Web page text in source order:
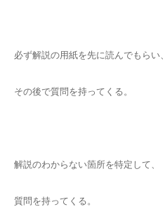
必ず解説の用紙を先に読んでもらい、
その後で質問を持ってくる。
解説のわからない箇所を特定して、
質問を持ってくる。